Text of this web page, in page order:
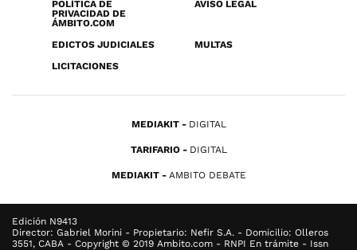
POLÍTICA DE
PRIVACIDAD DE
ÁMBITO.COM
AVISO LEGAL
EDICTOS JUDICIALES
MULTAS
LICITACIONES
MEDIAKIT DIGITAL
TARIFARIO DIGITAL
MEDIAKIT AMBITO DEBATE
Edición N9413
Director: Gabriel Morini - Propietario: Nefir S.A. - Domicilio: Olleros
3551, CABA - Copyright © 2019 Ambito.com - RNPI En trámite - Issn